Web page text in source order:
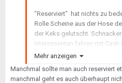
"Reserviert" hat nichts zu
Rolle Scheine aus der Hose
der Keks gelutscht.
Interessenten fahren mit Cash
Reservator nun auch gezahlt
Mehr anzeigen
Manchmal sollte man auch reserviert
manchmal geht es auch überhaupt